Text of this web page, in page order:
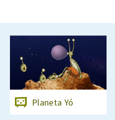
Planeta Yó